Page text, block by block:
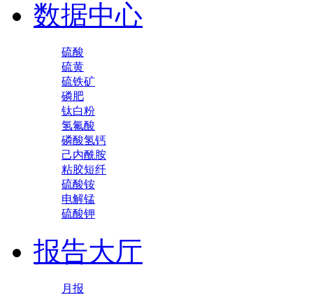
数据中心
硫酸
硫黄
硫铁矿
磷肥
钛白粉
氢氟酸
磷酸氢钙
己内酰胺
粘胶短纤
硫酸铵
电解锰
硫酸钾
报告大厅
月报